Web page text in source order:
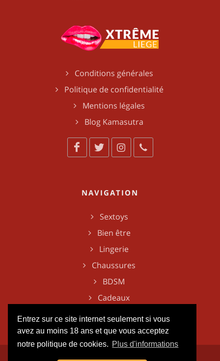
Entrez sur ce site internet seulement si vous
avez au moins 18 ans et que vous acceptez
notre politique de cookies. Plus d'informations
Conditions générales
Politique de confidentialité
Mentions légales
Blog Kamasutra
NAVIGATION
Sextoys
Bien être
Lingerie
Chaussures
BDSM
Cadeaux